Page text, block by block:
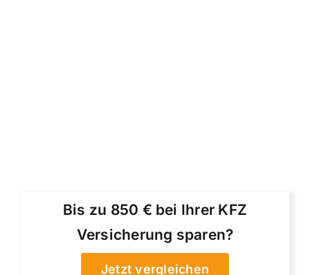
Bis zu 850 € bei Ihrer KFZ
Versicherung sparen?
Jetzt vergleichen